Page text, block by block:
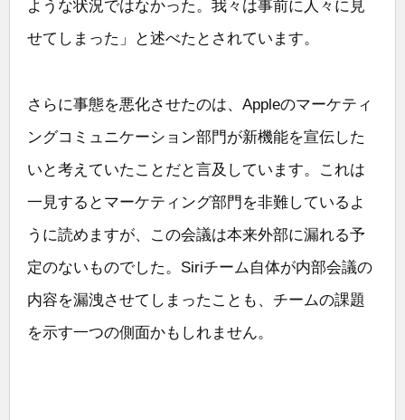
ような状況ではなかった。我々は事前に人々に見
せてしまった」と述べたとされています。
さらに事態を悪化させたのは、Appleのマーケティ
ングコミュニケーション部門が新機能を宣伝した
いと考えていたことだと言及しています。これは
一見するとマーケティング部門を非難しているよ
うに読めますが、この会議は本来外部に漏れる予
定のないものでした。Siriチーム自体が内部会議の
内容を漏洩させてしまったことも、チームの課題
を示す一つの側面かもしれません。